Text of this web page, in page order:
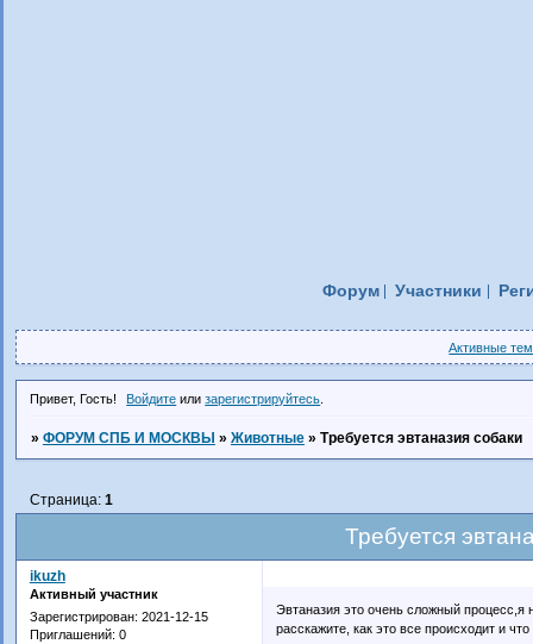
Форум Участники
Активные
Привет, Гость! Войдите илизарегистрируйтесь
» ФОРУМ СПБ И МОСКВЫ » Животные » Требуется эвтаназия собаки
Требуется
Страница: 1
ikuzh
Активный участник
Зарегистрирован: 2021-12-15
Приглашений: 0
Эвтаназия это очень сложный
расскажите, как это все происходит и